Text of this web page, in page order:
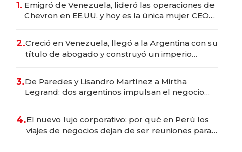
1. Emigró de Venezuela, lideró las operaciones de
Chevron en EE.UU. y hoy es la única mujer CEO
2.Creció en Venezuela, llegó a la Argentina con su
título de abogado y construyó un imperio
3.De Paredes y Lisandro Martínez a Mirtha
Legrand: dos argentinos impulsan el negocio
4.El nuevo lujo corporativo: por qué en Perú los
viajes de negocios dejan de ser reuniones para